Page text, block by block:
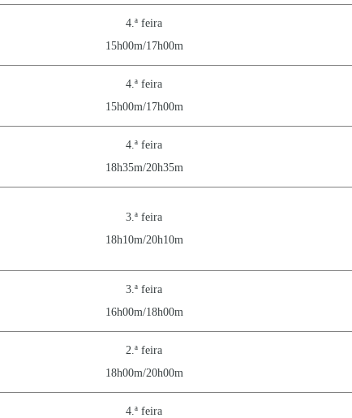
4.ª feira
15h00m/17h00m
4.ª feira
15h00m/17h00m
4.ª feira
18h35m/20h35m
3.ª feira
18h10m/20h10m
3.ª feira
16h00m/18h00m
2.ª feira
18h00m/20h00m
4.ª feira